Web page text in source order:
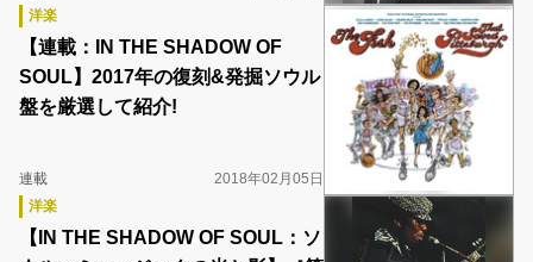
洋楽
【連載：IN THE SHADOW OF
SOUL】2017年の復刻&発掘ソウル
盤を厳選して紹介!
連載
2018年02月05日
洋楽
【IN THE SHADOW OF SOUL：ソ